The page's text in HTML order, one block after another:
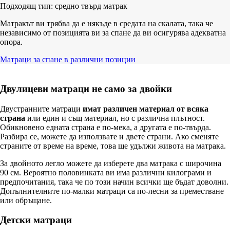
Подходящ тип: средно твърд матрак
Матракът ви трябва да е някъде в средата на скалата, така че
независимо от позицията ви за спане да ви осигурява адекватна
опора.
Матраци за спане в различни позиции
Двулицеви матраци не само за двойки
Двустранните матраци имат различен материал от всяка
страна или един и същ материал, но с различна плътност.
Обикновено едната страна е по-мека, а другата е по-твърда.
Разбира се, можете да използвате и двете страни. Ако сменяте
страните от време на време, това ще удължи живота на матрака.
За двойното легло можете да изберете два матрака с широчина
90 см. Вероятно половинката ви има различни килограми и
предпочитания, така че по този начин всички ще бъдат доволни.
Допълнителните по-малки матраци са по-лесни за преместване
или обръщане.
Детски матраци